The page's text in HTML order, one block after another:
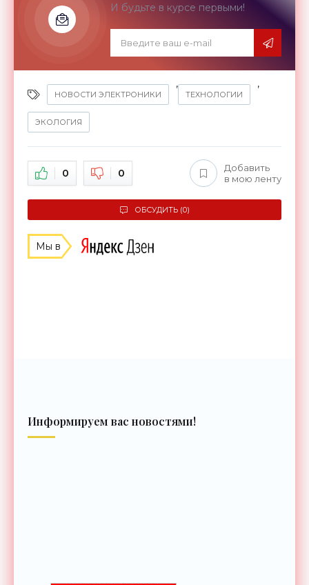
И будьте в курсе первыми!
НОВОСТИ ЭЛЕКТРОНИКИ
,
ТЕХНОЛОГИИ
,
ЭКОЛОГИЯ
0 0
Добавить
в мою ленту
ОБСУДИТЬ (0)
Мы в
Информируем вас новостями!